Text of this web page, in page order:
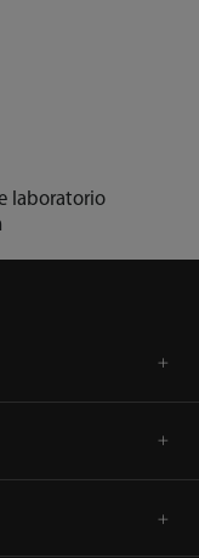
laboratorio